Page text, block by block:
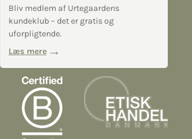
Bliv medlem af Urtegaardens
kundeklub – det er gratis og
uforpligtende.
Læs mere